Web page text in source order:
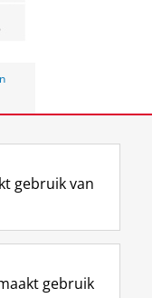
R
S
-
I
n
t
Y
o
T
gebruik van
gebruik